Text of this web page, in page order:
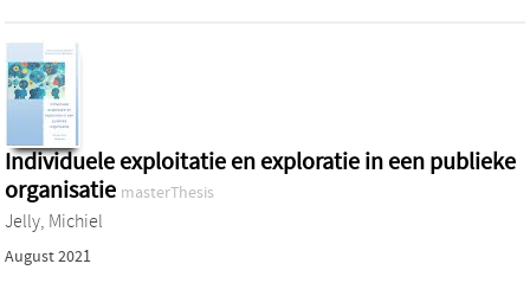
Individuele exploitatie en exploratie in een publieke
organisatie masterThesis
Jelly, Michiel
August 2021